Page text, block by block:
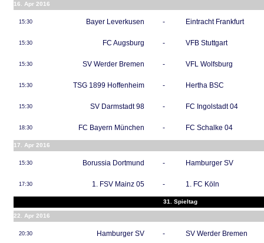
16. Apr 2016
15:30 Bayer Leverkusen - Eintracht Frankfurt
15:30 FC Augsburg - VFB Stuttgart
15:30 SV Werder Bremen - VFL Wolfsburg
15:30 TSG 1899 Hoffenheim - Hertha BSC
15:30 SV Darmstadt 98 - FC Ingolstadt 04
18:30 FC Bayern München - FC Schalke 04
17. Apr 2016
15:30 Borussia Dortmund - Hamburger SV
17:30 1. FSV Mainz 05 - 1. FC Köln
31. Spieltag
22. Apr 2016
20:30 Hamburger SV - SV Werder Bremen